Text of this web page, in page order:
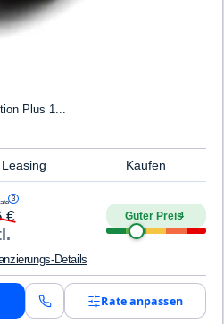
Plus 1...
Leasing Kaufen
3
€ Guter Preis4
Details
Rate anpassen